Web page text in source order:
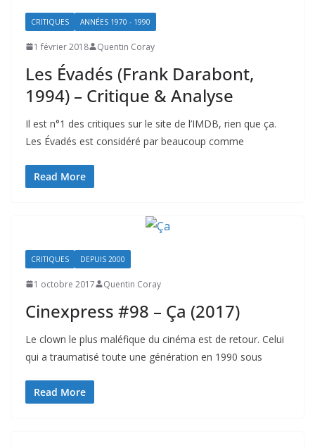
CRITIQUES ANNÉES 1970 - 1990
1 février 2018 Quentin Coray
Les Évadés (Frank Darabont,
1994) – Critique & Analyse
Il est n°1 des critiques sur le site de l’IMDB, rien que ça.
Les Évadés est considéré par beaucoup comme
Read More
CRITIQUES DEPUIS 2000
1 octobre 2017 Quentin Coray
Cinexpress #98 – Ça (2017)
Le clown le plus maléfique du cinéma est de retour. Celui
qui a traumatisé toute une génération en 1990 sous
Read More